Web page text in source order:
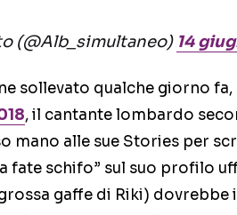
(@Alb_simultaneo) 14
sollevato qualche giorno fa,
, il cantante lombardo
mano alle sue Stories per
fate schifo” sul suo profilo
gaffe di Riki) dovrebbe